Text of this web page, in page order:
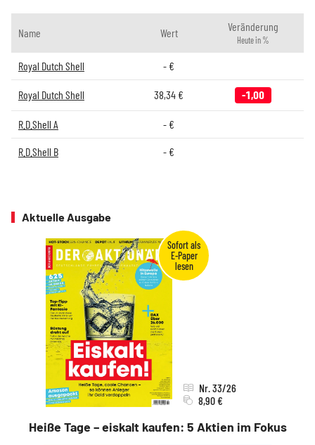
Name Wert Veränderung
Heute in %
Royal Dutch Shell - €
Royal Dutch Shell 38,34 € -1,00
R.D.Shell A - €
R.D.Shell B - €
Aktuelle Ausgabe
Heiße Tage – eiskalt kaufen: 5 Aktien im Fokus
Nr. 33/26
8,90 €